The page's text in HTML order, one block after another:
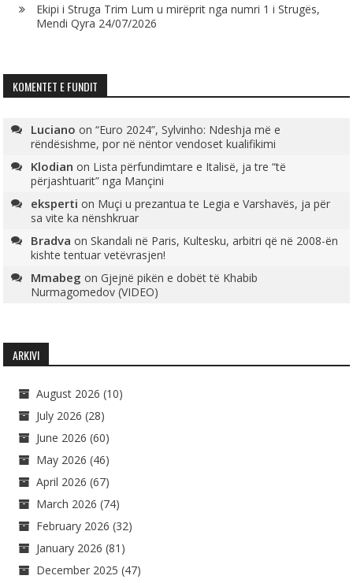
Ekipi i Struga Trim Lum u mirëprit nga numri 1 i Strugës,
Mendi Qyra 24/07/2026
KOMENTET E FUNDIT
Luciano on“Euro 2024”, Sylvinho: Ndeshja më e
rëndësishme, por në nëntor vendoset kualifikimi
Klodian on Lista përfundimtare e Italisë, ja tre “të
përjashtuarit” nga Mançini
eksperti on Muçi u prezantua te Legia e Varshavës, ja për
sa vite ka nënshkruar
Bradva onSkandali në Paris, Kultesku, arbitri që në 2008-ën
kishte tentuar vetëvrasjen!
Mmabeg onGjejnë pikën e dobët të Khabib
Nurmagomedov (VIDEO)
ARKIVI
August 2026 (10)
July 2026 (28)
June 2026 (60)
May 2026 (46)
April 2026 (67)
March 2026 (74)
February 2026 (32)
January 2026 (81)
December 2025 (47)